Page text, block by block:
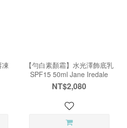
凍
【勻白素顏霜】水光澤飾底乳
SPF15 50ml Jane Iredale
NT$2,080